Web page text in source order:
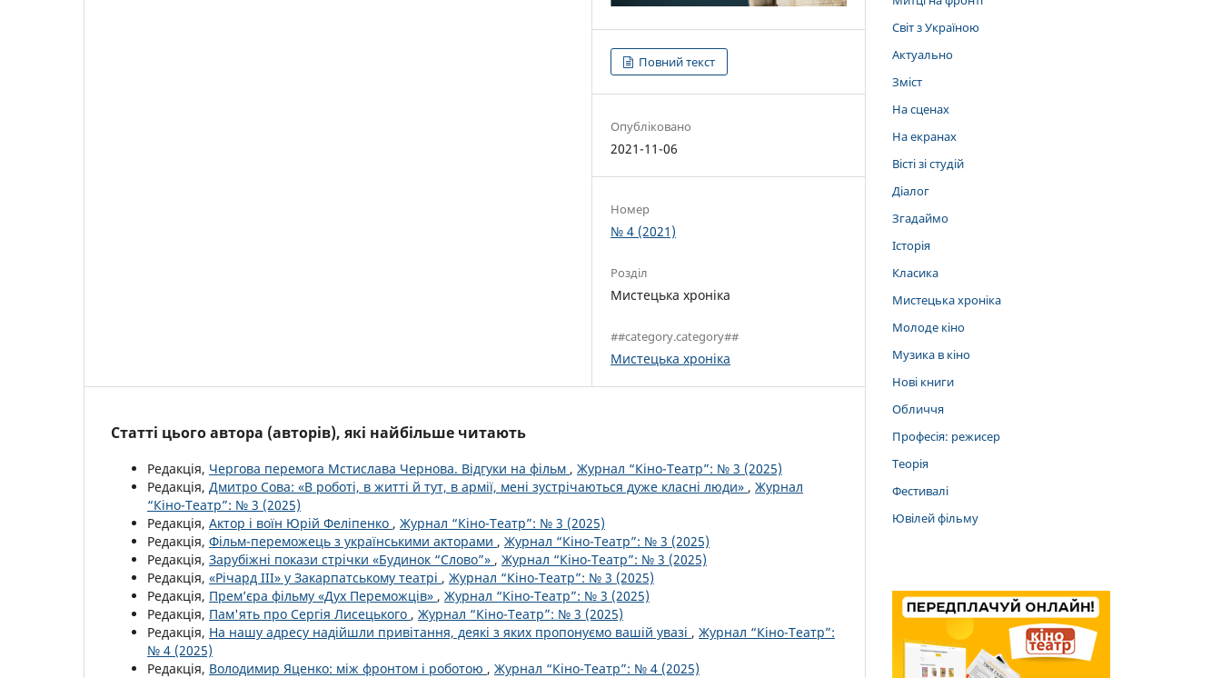
Повний текст
Опубліковано
2021-11-06
Номер
№ 4 (2021)
Розділ
Мистецька хроніка
##category.category##
Мистецька хроніка
Статті цього автора (авторів), які найбільше читають
Редакція, Чергова перемога Мстислава Чернова. Відгуки на фільм , Журнал “Кіно-Театр”: № 3 (2025)
Редакція, Дмитро Сова: «В роботі, в житті й тут, в армії, мені зустрічаються дуже класні люди» , Журнал
“Кіно-Театр”: № 3 (2025)
Редакція, Актор і воїн Юрій Феліпенко , Журнал “Кіно-Театр”: № 3 (2025)
Редакція, Фільм-переможець з українськими акторами , Журнал “Кіно-Театр”: № 3 (2025)
Редакція, Зарубіжні покази стрічки «Будинок “Слово”» , Журнал “Кіно-Театр”: № 3 (2025)
Редакція, «Річард ІІІ» у Закарпатському театрі , Журнал “Кіно-Театр”: № 3 (2025)
Редакція, Прем’єра фільму «Дух Переможців» , Журнал “Кіно-Театр”: № 3 (2025)
Редакція, Пам'ять про Сергія Лисецького , Журнал “Кіно-Театр”: № 3 (2025)
Редакція, На нашу адресу надійшли привітання, деякі з яких пропонуємо вашій увазі , Журнал “Кіно-Театр”:
№ 4 (2025)
Редакція, Володимир Яценко: між фронтом і роботою , Журнал “Кіно-Театр”: № 4 (2025)
Світ з Україною
Актуально
Зміст
На сценах
На екранах
Вісті зі студій
Діалог
Згадаймо
Історія
Класика
Мистецька хроніка
Молоде кіно
Музика в кіно
Нові книги
Обличчя
Професія: режисер
Теорія
Фестивалі
Ювілей фільму